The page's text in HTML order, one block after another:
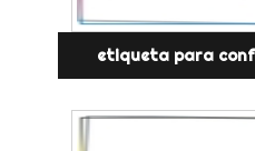
etiqueta para